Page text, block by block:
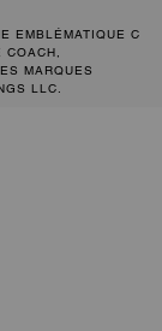
EMBLÉMATIQUE C
MARQUES
LLC.